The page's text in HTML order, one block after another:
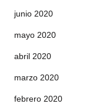
junio 2020
mayo 2020
abril 2020
marzo 2020
febrero 2020